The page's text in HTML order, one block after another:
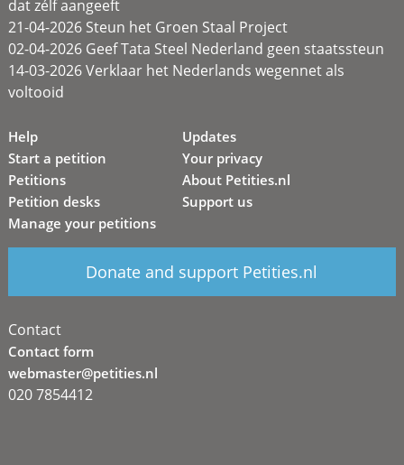
dat zélf aangeeft
21-04-2026 Steun het Groen Staal Project
02-04-2026 Geef Tata Steel Nederland geen staatssteun
14-03-2026 Verklaar het Nederlands wegennet als
voltooid
Help
Start a petition
Petitions
Petition desks
Manage your petitions
Updates
Your privacy
About Petities.nl
Support us
Donate and support Petities.nl
Contact
Contact form
webmaster@petities.nl
020 7854412